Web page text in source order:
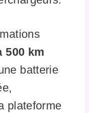
500 km
batterie
plateforme